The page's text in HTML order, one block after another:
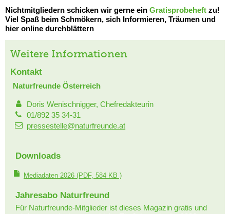
Nichtmitgliedern schicken wir gerne ein Gratisprobeheft zu!
Viel Spaß beim Schmökern, sich Informieren, Träumen und
hier online durchblättern
Weitere Informationen
Kontakt
Naturfreunde Österreich
Doris Wenischnigger, Chefredakteurin
01/892 35 34-31
pressestelle@naturfreunde.at
Downloads
Mediadaten 2026 (PDF, 584 KB )
Jahresabo Naturfreund
Für Naturfreunde-Mitglieder ist dieses Magazin gratis und